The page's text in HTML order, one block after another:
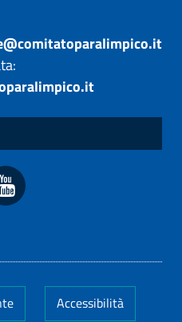
Accessibilità